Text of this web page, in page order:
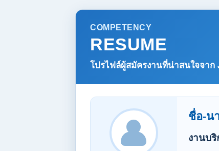
COMPETENCY
RESUME
โปรไฟล์ผู้สมัครงานที่น่าสนใจจาก
ชื่อ-น
งานบ